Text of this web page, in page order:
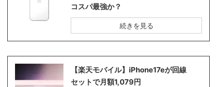
コスパ最強か？
続きを見る
【楽天モバイル】iPhone17eが回線
セットで月額1,079円